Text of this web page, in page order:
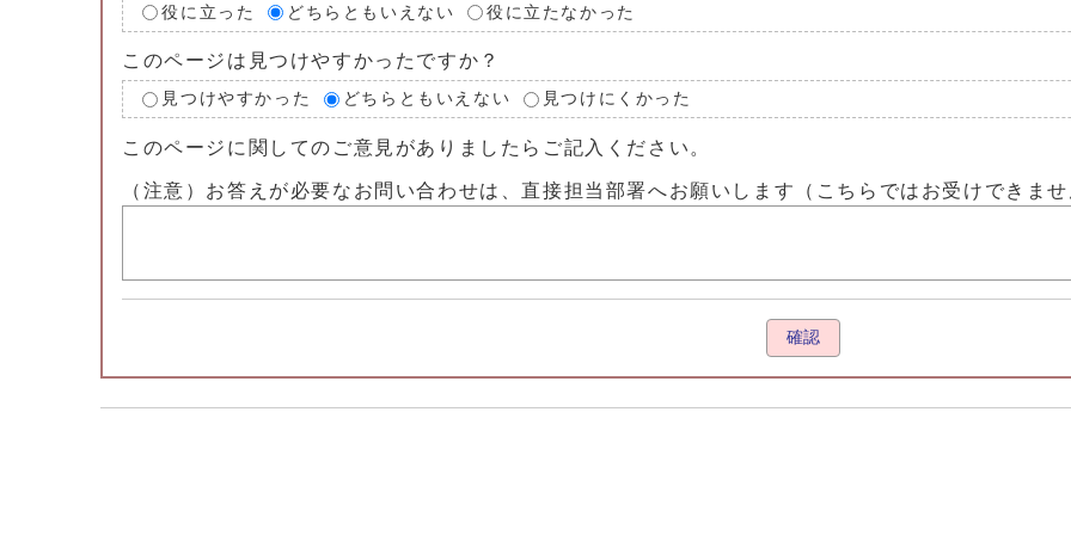
役に立った どちらともいえない 役に立たなかった
このページは見つけやすかったですか？
見つけやすかった どちらともいえない 見つけにくかった
このページに関してのご意見がありましたらご記入ください。
（注意）お答えが必要なお問い合わせは、直接担当部署へお願いします（こちらではお受けできま
確認